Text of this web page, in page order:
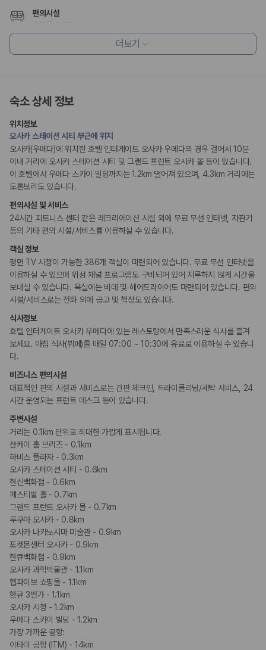
편의시설
세탁시설
드라이클리닝/세탁서비스
웰빙 및 피트니스
피트니스/헬스시설
흡연 시설
지정 흡연 구역
더보기
숙소 상세 정보
위치정보
오사카 스테이션 시티 부근에 위치
오사카(우메다)에 위치한 호텔 인터게이트 오사카 우메다의 경우 걸어서 10분
이내 거리에 오사카 스테이션 시티 및 그랜드 프런트 오사카 몰 등이 있습니다.
이 호텔에서 우메다 스카이 빌딩까지는 1.2km 떨어져 있으며, 4.3km 거리에는
도톤보리도 있습니다.
편의시설 및 서비스
24시간 피트니스 센터 같은 레크리에이션 시설 외에 무료 무선 인터넷, 자판기
등의 기타 편의 시설/서비스를 이용하실 수 있습니다.
객실 정보
평면 TV 시청이 가능한 386개 객실이 마련되어 있습니다. 무료 무선 인터넷을
이용하실 수 있으며 위성 채널 프로그램도 구비되어 있어 지루하지 않게 시간을
보내실 수 있습니다. 욕실에는 비데 및 헤어드라이어도 마련되어 있습니다. 편의
시설/서비스로는 전화 외에 금고 및 책상도 있습니다.
식사정보
호텔 인터게이트 오사카 우메다에 있는 레스토랑에서 만족스러운 식사를 즐겨
보세요. 아침 식사(뷔페)를 매일 07:00 ~ 10:30에 유료로 이용하실 수 있습니
다.
비즈니스 편의시설
대표적인 편의 시설과 서비스로는 간편 체크인, 드라이클리닝/세탁 서비스, 24
시간 운영되는 프런트 데스크 등이 있습니다.
주변시설
거리는 0.1km 단위로 최대한 가깝게 표시됩니다.
산케이 홀 브리즈 - 0.1km
하비스 플라자 - 0.3km
오사카 스테이션 시티 - 0.6km
한신백화점 - 0.6km
페스티벌 홀 - 0.7km
그랜드 프런트 오사카 몰 - 0.7km
루쿠아 오사카 - 0.8km
오사카 나카노시마 미술관 - 0.9km
포켓몬센터 오사카 - 0.9km
한큐백화점 - 0.9km
오사카 과학박물관 - 1.1km
헵파이브 쇼핑몰 - 1.1km
한큐 3번가 - 1.1km
오사카 시청 - 1.2km
우메다 스카이 빌딩 - 1.2km
가장 가까운 공항:
이타미 공항 (ITM) - 14km